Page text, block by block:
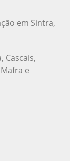
em Sintra,
Cascais,
e